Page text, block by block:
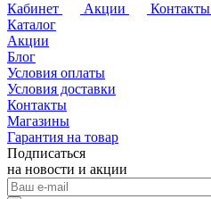
Кабинет
Акции Контакты
Каталог
Акции
Блог
Условия оплаты
Условия доставки
Контакты
Магазины
Гарантия на товар
Подписаться
на новости и акции